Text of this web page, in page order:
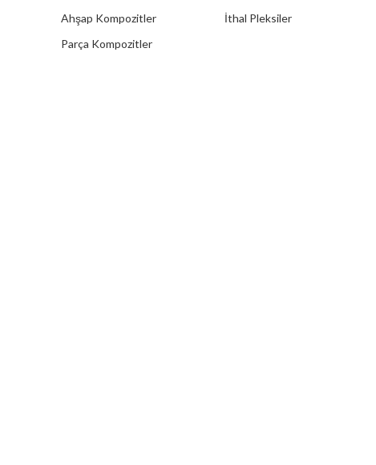
Ahşap Kompozitler
Parça Kompozitler
İthal Pleksiler